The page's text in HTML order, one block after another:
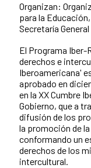
Organizan:
para la Educación,
Secretaría
El Programa
derechos e
Iberoamericana'
aprobado en
en la XX Cumbre
Gobierno, que a
difusión de los
la promoción de
conformando un
derechos de los
intercultural.